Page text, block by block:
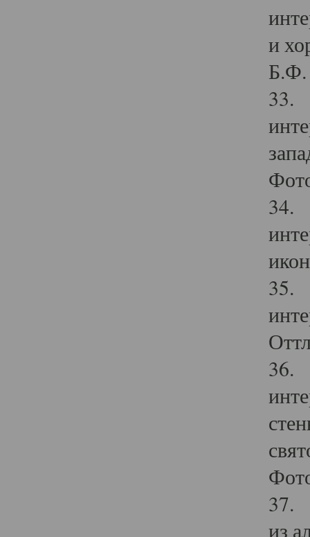
и
Б.Ф.
33.
34.
35.
36.
37.
из